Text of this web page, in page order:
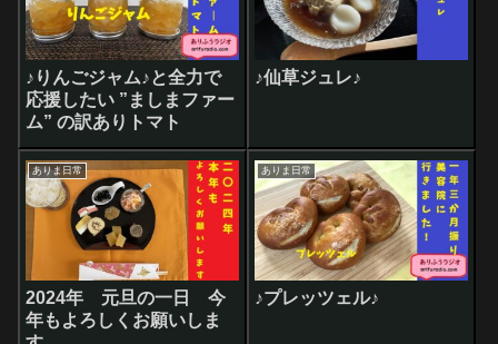
♪りんごジャム♪と全力で
応援したい ”ましまファー
ム” の訳ありトマト
♪仙草ジュレ♪
ありま日常
2024年 元旦の一日 今
年もよろしくお願いしま
ありま日常
♪プレッツェル♪